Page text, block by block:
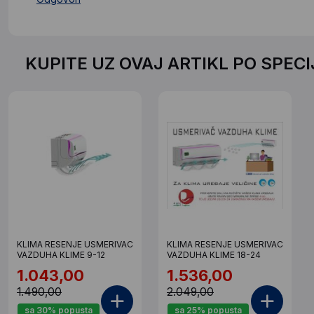
KUPITE UZ OVAJ ARTIKL PO
KLIMA RESENJE USMERIVAC
VAZDUHA KLIME 9-12
1.043,00
1.490,00
sa 30% popusta
KLIMA RESENJE USMERIVAC
VAZDUHA KLIME 18-24
1.536,00
2.049,00
sa 25% popusta